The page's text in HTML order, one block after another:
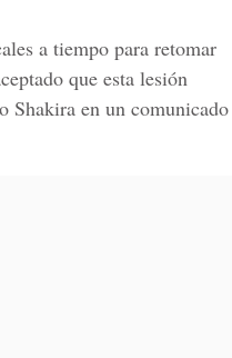
a tiempo para retomar
que esta lesión
Shakira en un comunicado